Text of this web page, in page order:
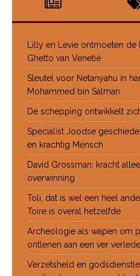
Lilly en Levie ontmoeten
Ghetto van Venetië
Sleutel voor Netanyahu in
Mohammed bin Salman
De schepping ontwikkelt
Specialist Joodse
en krachtig Mensch
David Grossman: kracht
overwinning
Toli, dat is wel een heel
Toire is overal hetzelfde
Archeologie als wapen om
ontlenen aan een ver
Verzetsheld en